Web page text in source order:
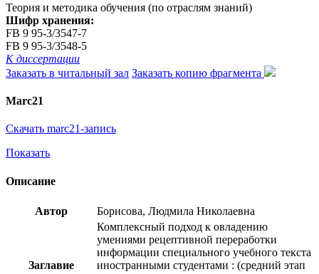
Теория и методика обучения (по отраслям знаний)
Шифр хранения:
FB 9 95-3/3547-7
FB 9 95-3/3548-5
К диссертации
Заказать в читальный зал Заказать копию фрагмента
Marc21
Скачать marc21-запись
Показать
Описание
Автор Борисова, Людмила Николаевна
Заглавие
Комплексный подход к овладению
умениями рецептивной переработки
информации специального учебного текста
иностранными студентами : (средний этап